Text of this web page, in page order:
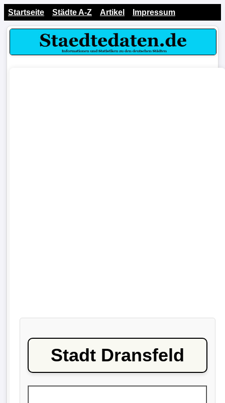
Startseite Städte A-Z Artikel Impressum
Stadt Dransfeld